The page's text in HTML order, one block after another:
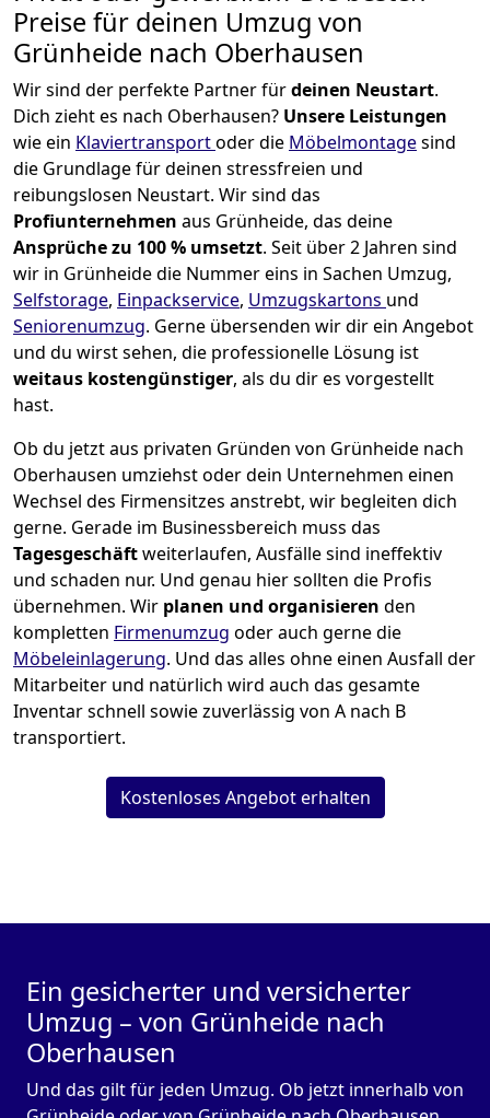
Preise für deinen Umzug von
Grünheide nach Oberhausen
Wir sind der perfekte Partner fürdeinen Neustart.
Dich zieht es nach Oberhausen? Unsere Leistungen
wie ein Klaviertransportoder die Möbelmontagesind
die Grundlage für deinen stressfreien und
reibungslosen Neustart. Wir sind das
Profiunternehmen aus Grünheide, das deine
Ansprüche zu 100 % umsetzt. Seit über 2 Jahren sind
wir in Grünheide die Nummer eins in Sachen Umzug,
Selfstorage, Einpackservice, Umzugskartons und
Seniorenumzug. Gerne übersenden wir dir ein Angebot
und du wirst sehen, die professionelle Lösung ist
weitaus kostengünstiger, als du dir es vorgestellt
hast.
Ob du jetzt aus privaten Gründen von Grünheide nach
Oberhausen umziehst oder dein Unternehmen einen
Wechsel des Firmensitzes anstrebt, wir begleiten dich
gerne. Gerade im Businessbereich muss das
Tagesgeschäftweiterlaufen, Ausfälle sind ineffektiv
und schaden nur. Und genau hier sollten die Profis
übernehmen. Wir planen und organisieren den
kompletten Firmenumzug oder auch gerne die
Möbeleinlagerung. Und das alles ohne einen Ausfall der
Mitarbeiter und natürlich wird auch das gesamte
Inventar schnell sowie zuverlässig von A nach B
transportiert.
Kostenloses Angebot erhalten
Ein gesicherter und versicherter
Umzug – von Grünheide nach
Oberhausen
Und das gilt für jeden Umzug. Ob jetzt innerhalb von